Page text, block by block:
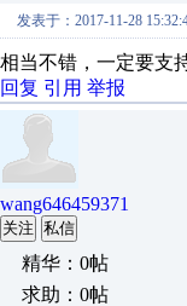
发表于：2017-11-28
相当不错，一定要支
回复 引用 举报
wang646459371
关注 私信
精华：0帖
求助：0帖